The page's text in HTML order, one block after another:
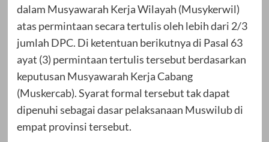
dalam Musyawarah Kerja Wilayah (Musykerwil)
atas permintaan secara tertulis oleh lebih dari 2/3
jumlah DPC. Di ketentuan berikutnya di Pasal 63
ayat (3) permintaan tertulis tersebut berdasarkan
keputusan Musyawarah Kerja Cabang
(Muskercab). Syarat formal tersebut tak dapat
dipenuhi sebagai dasar pelaksanaan Muswilub di
empat provinsi tersebut.